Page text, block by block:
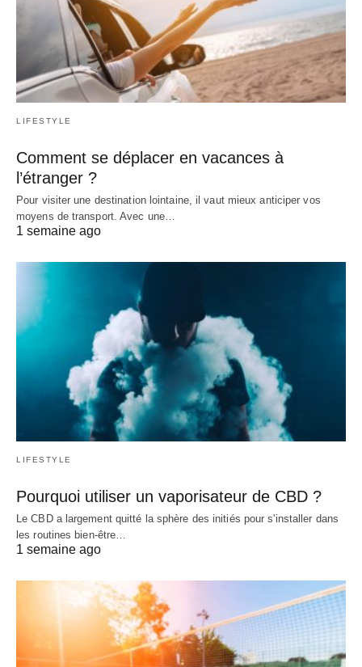
LIFESTYLE
Comment se déplacer en vacances à
l’étranger ?
Pour visiter une destination lointaine, il vaut mieux anticiper vos
moyens de transport. Avec une…
1 semaine ago
LIFESTYLE
Pourquoi utiliser un vaporisateur de CBD ?
Le CBD a largement quitté la sphère des initiés pour s'installer dans
les routines bien-être…
1 semaine ago